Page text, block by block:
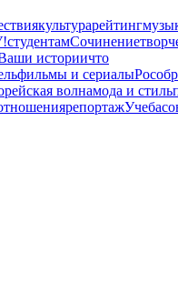
культурарейтинг
студентамСочинение
историичто
фильмы и сериалы
волнамода и стиль
репортажУчеба